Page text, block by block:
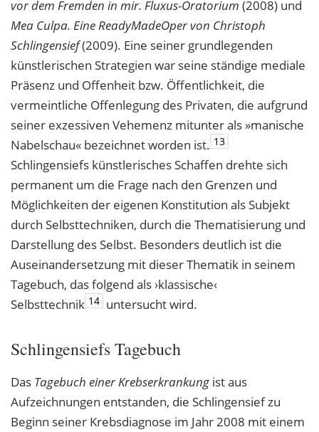
vor dem Fremden in mir. Fluxus-Oratorium (2008) und
Mea Culpa. Eine ReadyMadeOper von Christoph
Schlingensief(2009). Eine seiner grundlegenden
künstlerischen Strategien war seine ständige mediale
Präsenz und Offenheit bzw. Öffentlichkeit, die
vermeintliche Offenlegung des Privaten, die aufgrund
seiner exzessiven Vehemenz mitunter als »manische
Nabelschau« bezeichnet worden ist. 13
Schlingensiefs künstlerisches Schaffen drehte sich
permanent um die Frage nach den Grenzen und
Möglichkeiten der eigenen Konstitution als Subjekt
durch Selbsttechniken, durch die Thematisierung und
Darstellung des Selbst. Besonders deutlich ist die
Auseinandersetzung mit dieser Thematik in seinem
Tagebuch, das folgend als ›klassische‹
Selbsttechnik 14 untersucht wird.
Schlingensiefs Tagebuch
Das Tagebuch einer Krebserkrankung ist aus
Aufzeichnungen entstanden, die Schlingensief zu
Beginn seiner Krebsdiagnose im Jahr 2008 mit einem